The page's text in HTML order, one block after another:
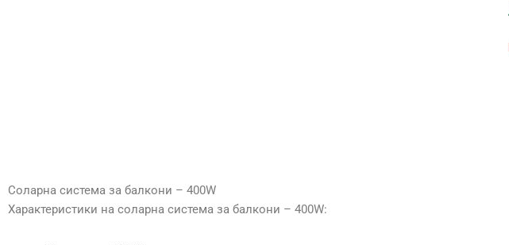
Соларна система за балкони – 400W
Характеристики на соларна система за балкони – 400W: